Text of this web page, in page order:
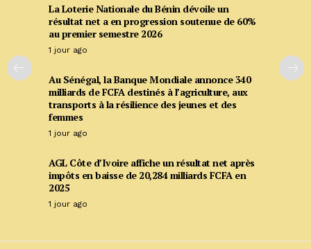
La Loterie Nationale du Bénin dévoile un
résultat net a en progression soutenue de 60%
au premier semestre 2026
1 jour ago
Au Sénégal, la Banque Mondiale annonce 340
milliards de FCFA destinés à l’agriculture, aux
transports à la résilience des jeunes et des
femmes
1 jour ago
AGL Côte d’Ivoire affiche un résultat net après
impôts en baisse de 20,284 milliards FCFA en
2025
1 jour ago